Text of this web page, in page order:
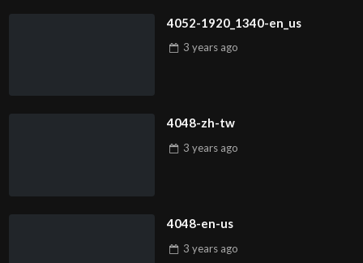
4052-1920_1340-en_us
3 years ago
4048-zh-tw
3 years ago
4048-en-us
3 years ago